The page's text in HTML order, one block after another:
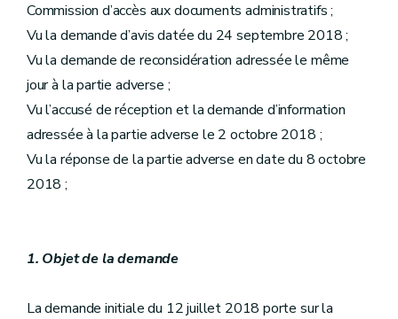
Commission d’accès aux documents administratifs ;
Vu la demande d’avis datée du 24 septembre 2018 ;
Vu la demande de reconsidération adressée le même
jour à la partie adverse ;
Vu l’accusé de réception et la demande d’information
adressée à la partie adverse le 2 octobre 2018 ;
Vu la réponse de la partie adverse en date du 8 octobre
2018 ;
1. Objet de la demande
La demande initiale du 12 juillet 2018 porte sur la